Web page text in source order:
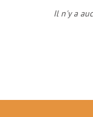
Il n'y a